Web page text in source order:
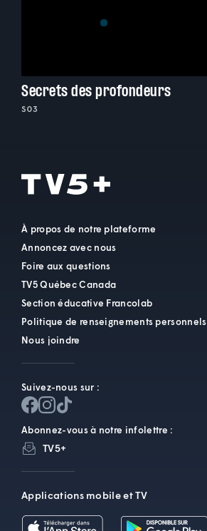
Secrets des profondeurs
S03
À propos de notre plateforme
Annoncez avec nous
Foire aux questions
TV5 Québec Canada
Section éducative Francolab
Politique de renseignements personnels
Nous joindre
Suivez-nous sur :
Abonnez-vous à notre infolettre :
TV5+
Applications mobile et TV